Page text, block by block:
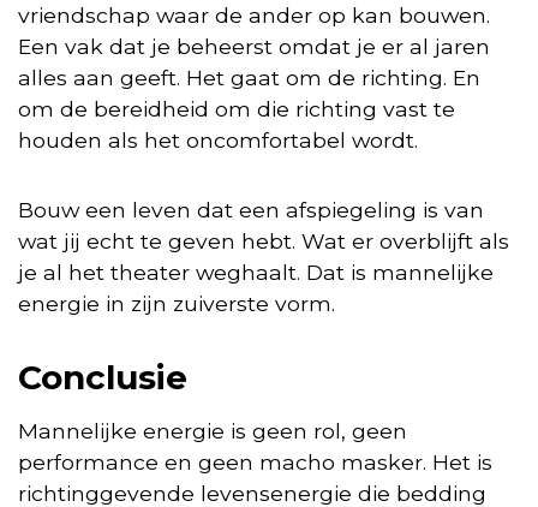
vriendschap waar de ander op kan bouwen.
Een vak dat je beheerst omdat je er al jaren
alles aan geeft. Het gaat om de richting. En
om de bereidheid om die richting vast te
houden als het oncomfortabel wordt.
Bouw een leven dat een afspiegeling is van
wat jij echt te geven hebt. Wat er overblijft als
je al het theater weghaalt. Dat is mannelijke
energie in zijn zuiverste vorm.
Conclusie
Mannelijke energie is geen rol, geen
performance en geen macho masker. Het is
richtinggevende levensenergie die bedding